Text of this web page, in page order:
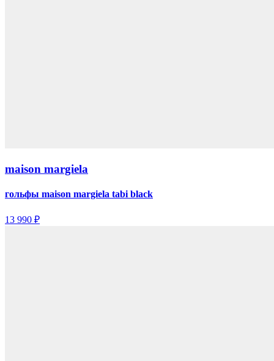
maison margiela
гольфы maison margiela tabi black
13 990 ₽